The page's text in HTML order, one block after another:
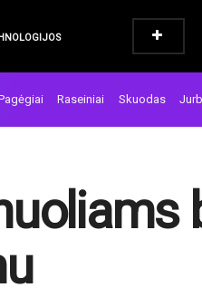
Raseiniai Skuodas